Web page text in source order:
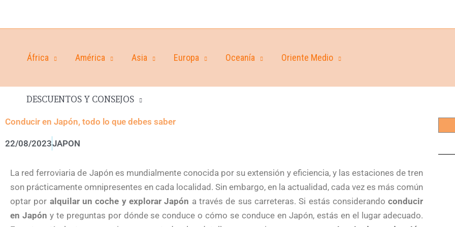
África América Asia Europa Oceanía Oriente Medio
DESCUENTOS Y CONSEJOS
Conducir en Japón, todo lo que debes saber
22/08/2023JAPON
La red ferroviaria de Japón es mundialmente conocida por su extensión y eficiencia, y las estaciones de tren
son prácticamente omnipresentes en cada localidad. Sin embargo, en la actualidad, cada vez es más común
optar por alquilar un coche y explorar Japón a través de sus carreteras. Si estás considerandoconducir
en Japón y te preguntas por dónde se conduce o cómo se conduce en Japón, estás en el lugar adecuado.